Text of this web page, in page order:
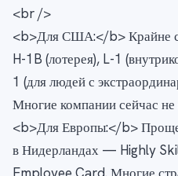
<br />
<b>Для США:</b> Крайне
H-1B (лотерея), L-1
1 (для людей с
Многие компании сейчас
<b>Для Европы:</b>
в Нидерландах — Highly